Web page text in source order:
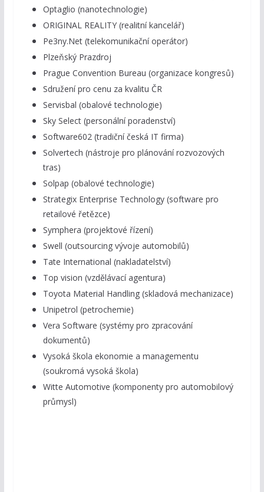
Optaglio (nanotechnologie)
ORIGINAL REALITY (realitní kancelář)
Pe3ny.Net (telekomunikační operátor)
Plzeňský Prazdroj
Prague Convention Bureau (organizace kongresů)
Sdružení pro cenu za kvalitu ČR
Servisbal (obalové technologie)
Sky Select (personální poradenství)
Software602 (tradiční česká IT firma)
Solvertech (nástroje pro plánování rozvozových
tras)
Solpap (obalové technologie)
Strategix Enterprise Technology (software pro
retailové řetězce)
Symphera (projektové řízení)
Swell (outsourcing vývoje automobilů)
Tate International (nakladatelství)
Top vision (vzdělávací agentura)
Toyota Material Handling (skladová mechanizace)
Unipetrol (petrochemie)
Vera Software (systémy pro zpracování
dokumentů)
Vysoká škola ekonomie a managementu
(soukromá vysoká škola)
Witte Automotive (komponenty pro automobilový
průmysl)